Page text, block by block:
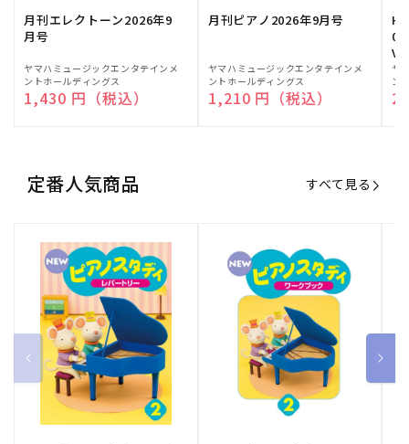
月刊エレクトーン2026年9
月号
販
売
元:
ヤマハミュージックエンタテインメ
ントホールディングス
通常価格
1,430 円（税込）
月刊ピアノ2026年9月号
販
売
元:
ヤマハミュージックエンタテインメ
ントホールディングス
通常価格
1,210 円（税込）
販
売
元:
ヤ
ン
定番人気商品 すべて見る